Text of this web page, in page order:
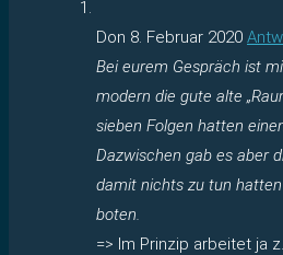
Don 8. Februar 2020
Bei eurem Gespräch ist
modern die gute alte
sieben Folgen hatten
Dazwischen gab es aber
damit nichts zu tun
boten.
=> Im Prinzip arbeitet ja